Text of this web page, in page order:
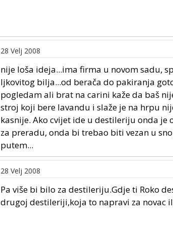
28 Velj 2008
nije loša ideja...ima firma u novom sadu,
ljkovitog bilja...od berača do pakiranja
pogledam ali brat na carini kaže da baš
stroj koji bere lavandu i slaže je na hrpu
kasnije. Ako cvijet ide u destileriju onda
za preradu, onda bi trebao biti vezan u
putem...
28 Velj 2008
Pa više bi bilo za destileriju.Gdje ti Roko
drugoj destileriji,koja to napravi za novac